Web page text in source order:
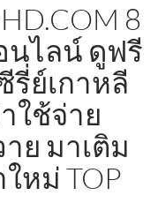
8
นไลน์ ดูฟรี
ย์เกาหลี
ใช้จ่าย
ย มาเติม
หม่ TOP